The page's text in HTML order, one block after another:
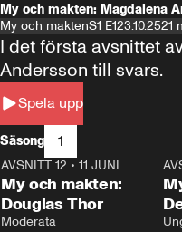
My och makten: Magdalena
My och maktenS1 E123.10.2521
Spela upp
I det första avsnittet
Andersson till svars.
Säsong 1
26:27
AVSNITT 12 • 11 JUNI
My och makten:
Douglas Thor
Moderata